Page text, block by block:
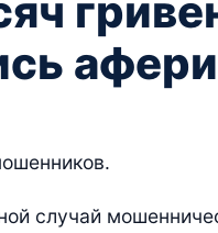
случай